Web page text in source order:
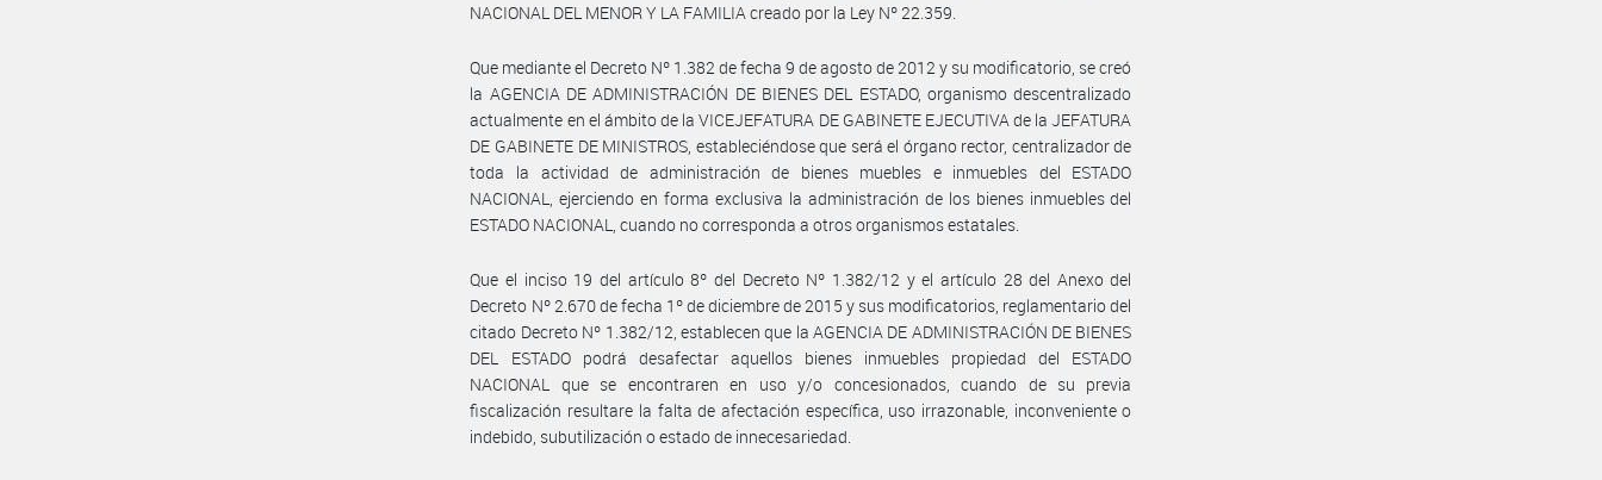
NACIONAL DEL MENOR Y LA FAMILIA creado por la Ley Nº 22.359.
Que mediante el Decreto Nº 1.382 de fecha 9 de agosto de 2012 y su modificatorio, se creó
la AGENCIA DE ADMINISTRACIÓN DE BIENES DEL ESTADO, organismo descentralizado
actualmente en el ámbito de la VICEJEFATURA DE GABINETE EJECUTIVA de la JEFATURA
DE GABINETE DE MINISTROS, estableciéndose que será el órgano rector, centralizador de
toda la actividad de administración de bienes muebles e inmuebles del ESTADO
NACIONAL, ejerciendo en forma exclusiva la administración de los bienes inmuebles del
ESTADO NACIONAL, cuando no corresponda a otros organismos estatales.
Que el inciso 19 del artículo 8º del Decreto Nº 1.382/12 y el artículo 28 del Anexo del
Decreto Nº 2.670 de fecha 1º de diciembre de 2015 y sus modificatorios, reglamentario del
citado Decreto Nº 1.382/12, establecen que la AGENCIA DE ADMINISTRACIÓN DE BIENES
DEL ESTADO podrá desafectar aquellos bienes inmuebles propiedad del ESTADO
NACIONAL que se encontraren en uso y/o concesionados, cuando de su previa
fiscalización resultare la falta de afectación específica, uso irrazonable, inconveniente o
indebido, subutilización o estado de innecesariedad.